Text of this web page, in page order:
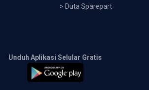
> Duta Sparepart
Unduh Aplikasi Selular Gratis